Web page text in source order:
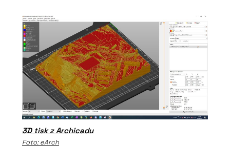
3D tisk z Archicadu
Foto: eArch